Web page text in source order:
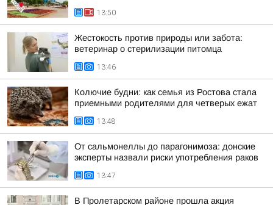
13:50
Жестокость против природы или забота:
ветеринар о стерилизации питомца
13:46
Колючие будни: как семья из Ростова стала
приемными родителями для четверых ежат
13:48
От сальмонеллы до парагонимоза: донские
эксперты назвали риски употребления раков
13:47
В Пролетарском районе прошла акция